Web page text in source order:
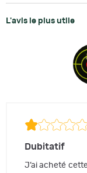
L'avis le plus utile
Dubitatif
J’ai acheté